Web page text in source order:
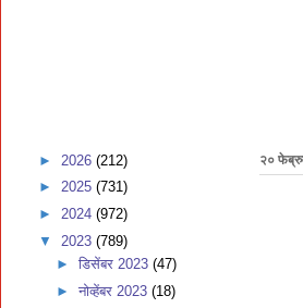
२०
► 2026 (212)
► 2025 (731)
► 2024 (972)
▼ 2023 (789)
► डिसेंबर 2023 (47)
► नोव्हेंबर 2023 (18)